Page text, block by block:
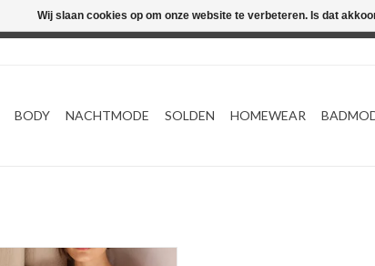
BODY NACHTMODE SOLDEN HOMEWEAR
Empreinte
Wij slaan cookies op om onze website te verbeteren. Is dat
Webshop werkt met EU